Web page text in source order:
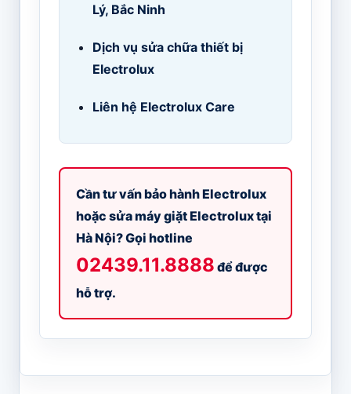
Lý, Bắc Ninh
Dịch vụ sửa chữa thiết bị
Electrolux
Liên hệ Electrolux Care
Cần tư vấn bảo hành Electrolux
hoặc sửa máy giặt Electrolux tại
Hà Nội? Gọi hotline
02439.11.8888 để được
hỗ trợ.